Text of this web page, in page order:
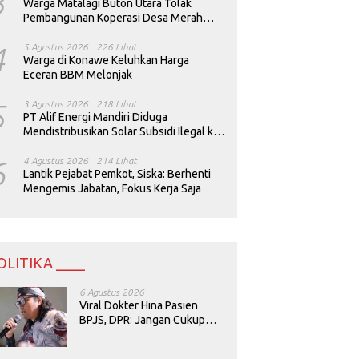
Warga Matalagi Buton Utara Tolak
Pembangunan Koperasi Desa Merah
5 Agustus 2026 226 Lihat
Warga di Konawe Keluhkan Harga
Eceran BBM Melonjak
3 Agustus 2026 218 Lihat
PT Alif Energi Mandiri Diduga
Mendistribusikan Solar Subsidi Ilegal ke
4 Agustus 2026 214 Lihat
Lantik Pejabat Pemkot, Siska: Berhenti
Mengemis Jabatan, Fokus Kerja Saja
____
6 Agustus 2026
Viral Dokter Hina Pasien
BPJS, DPR: Jangan Cukup